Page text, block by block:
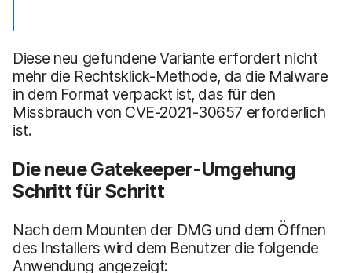
Diese neu gefundene Variante erfordert nicht
mehr die Rechtsklick-Methode, da die Malware
in dem Format verpackt ist, das für den
Missbrauch von CVE-2021-30657 erforderlich
ist.
Die neue Gatekeeper-Umgehung
Schritt für Schritt
Nach dem Mounten der DMG und dem Öffnen
des Installers wird dem Benutzer die folgende
Anwendung angezeigt: